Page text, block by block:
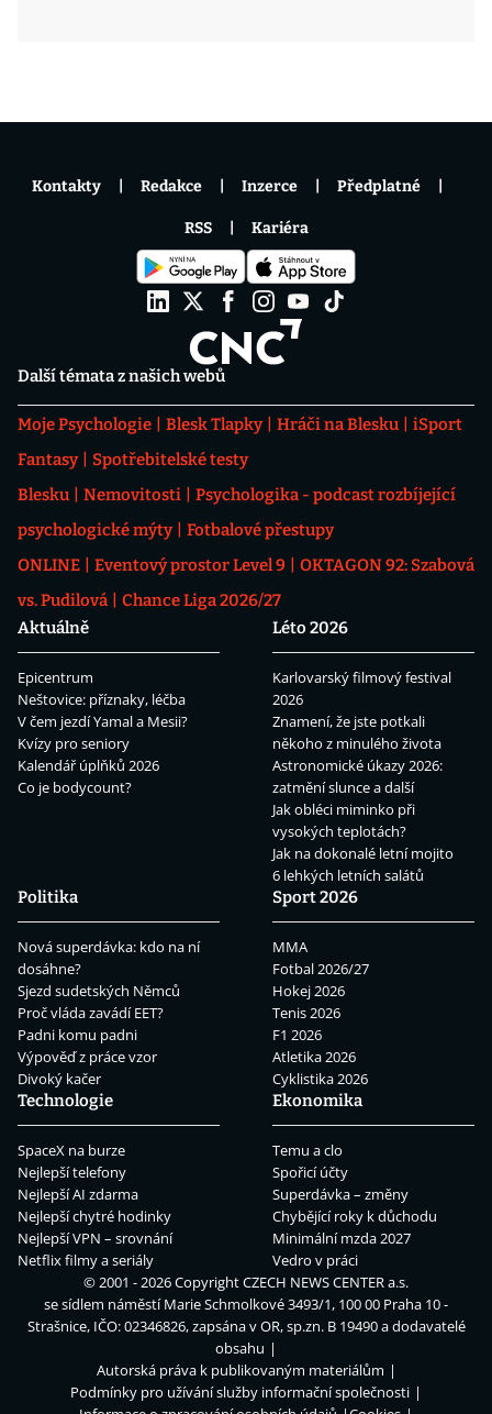
Další témata z našich webů
Moje Psychologie Blesk Tlapky Hráči na Blesku
iSport
Fantasy
Spotřebitelské testy
Blesku
Nemovitosti
Psychologika - podcast rozbíjející
psychologické mýty
Fotbalové přestupy
ONLINE
Eventový prostor Level 9
OKTAGON 92: Szabová
vs. Pudilová
Chance Liga 2026/27
Aktuálně
Epicentrum
Neštovice: příznaky, léčba
V čem jezdí Yamal a Mesii?
Kvízy pro seniory
Kalendář úplňků 2026
Co je bodycount?
Léto 2026
Karlovarský filmový festival
2026
Znamení, že jste potkali
někoho z minulého života
Astronomické úkazy 2026:
zatmění slunce a další
Jak obléci miminko při
vysokých teplotách?
Jak na dokonalé letní mojito
6 lehkých letních salátů
Politika
Nová superdávka: kdo na ní
dosáhne?
Sjezd sudetských Němců
Proč vláda zavádí EET?
Padni komu padni
Výpověď z práce vzor
Divoký kačer
Sport 2026
MMA
Fotbal 2026/27
Hokej 2026
Tenis 2026
F1 2026
Atletika 2026
Cyklistika 2026
Technologie
SpaceX na burze
Nejlepší telefony
Nejlepší AI zdarma
Nejlepší chytré hodinky
Nejlepší VPN – srovnání
Netflix filmy a seriály
Ekonomika
Temu a clo
Spořicí účty
Superdávka – změny
Chybějící roky k důchodu
Minimální mzda 2027
Vedro v práci
Kontakty Redakce Inzerce Předplatné
RSS Kariéra
© 2001 - 2026 CopyrightCZECH NEWS CENTER a.s.
se sídlem náměstí Marie Schmolkové 3493/1, 100 00 Praha 10 -
Strašnice, IČO: 02346826, zapsána v OR, sp.zn. B 19490 a dodavatelé
obsahu
Autorská práva k publikovaným materiálům
Podmínky pro užívání služby informační společnosti